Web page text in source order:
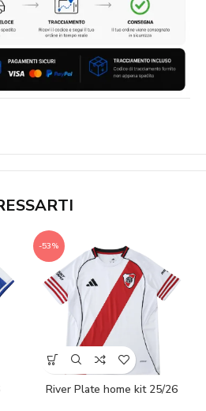
-53%
River Plate home kit 25/26